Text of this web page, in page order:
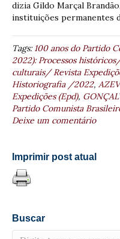
dizia Gildo Marçal
instituições permanentes
Tags:100 anos do Partido
2022): Processos
culturais/ Revista
Historiografia /2022,
Expedições (Epd),
Partido Comunista
Deixe um comentário
Imprimir post atual
Buscar